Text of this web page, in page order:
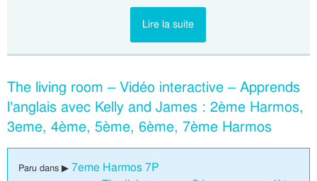
Lire la suite
The living room – Vidéo interactive – Apprends
l’anglais avec Kelly and James : 2ème Harmos,
3eme, 4ème, 5ème, 6ème, 7ème Harmos
Paru dans ▶ 7eme Harmos 7P